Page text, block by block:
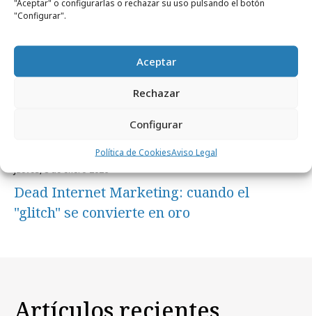
"Aceptar" o configurarlas o rechazar su uso pulsando el botón
"Configurar".
Aceptar
Rechazar
Configurar
Política de CookiesAviso Legal
jueves, 8 de enero 2026
Dead Internet Marketing: cuando el
"glitch" se convierte en oro
Artículos recientes